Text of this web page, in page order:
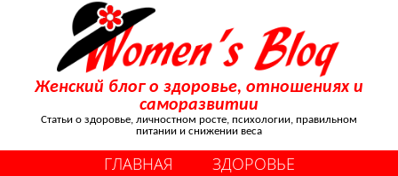
Женский блог о здоровье, отношениях и
саморазвитии
Статьи о здоровье, личностном росте, психологии, правильном
питании и снижении веса
ГЛАВНАЯ
ЗДОРОВЬЕ